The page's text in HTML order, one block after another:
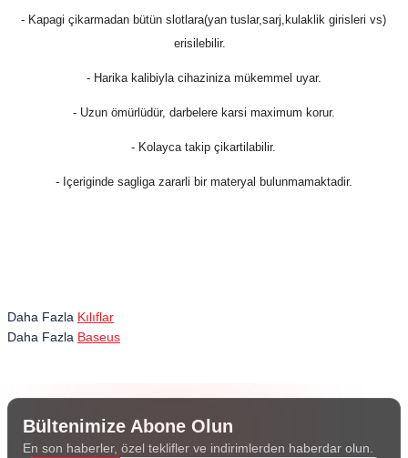
- Kapagi çikarmadan bütün slotlara(yan tuslar,sarj,kulaklik girisleri vs)
erisilebilir.
- Harika kalibiyla cihaziniza mükemmel uyar.
- Uzun ömürlüdür, darbelere karsi maximum korur.
- Kolayca takip çikartilabilir.
- Içeriginde sagliga zararli bir materyal bulunmamaktadir.
Daha Fazla Kılıflar
Daha Fazla Baseus
Bültenimize Abone Olun
En son haberler, özel teklifler ve indirimlerden haberdar olun.